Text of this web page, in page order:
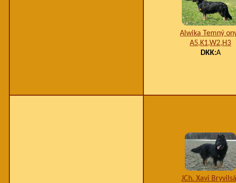
Alwika Temný
A5,K1,W2,H3
DKK:A
JCh. Xavi